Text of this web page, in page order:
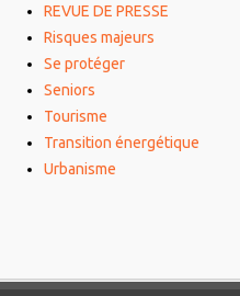
REVUE DE PRESSE
Risques majeurs
Se protéger
Seniors
Tourisme
Transition énergétique
Urbanisme